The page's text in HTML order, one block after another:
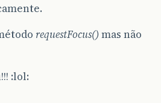
requestFocus()mas não
:lol: